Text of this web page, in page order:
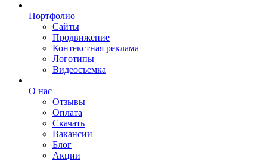
Портфолио
Сайты
Продвижение
Контекстная реклама
Логотипы
Видеосъемка
О нас
Отзывы
Оплата
Скачать
Вакансии
Блог
Акции